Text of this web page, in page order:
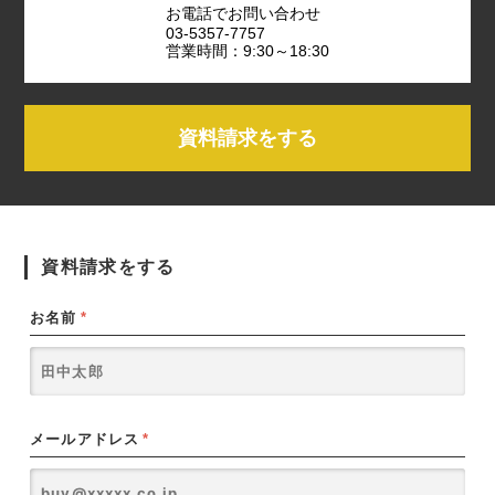
お電話でお問い合わせ
03-5357-7757
営業時間：9:30～18:30
資料請求をする
資料請求をする
お名前 *
メールアドレス *